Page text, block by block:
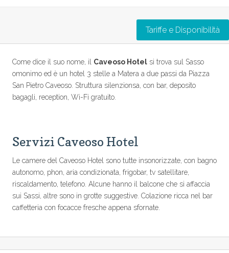
Tariffe e Disponibilità
Come dice il suo nome, il Caveoso Hotel si trova sul Sasso
omonimo ed è un hotel 3 stelle a Matera a due passi da Piazza
San Pietro Caveoso. Struttura silenzionsa, con bar, deposito
bagagli, reception, Wi-Fi gratuito.
Servizi Caveoso Hotel
Le camere del Caveoso Hotel sono tutte insonorizzate, con bagno
autonomo, phon, aria condizionata, frigobar, tv satellitare,
riscaldamento, telefono. Alcune hanno il balcone che si affaccia
sui Sassi, altre sono in grotte suggestive. Colazione ricca nel bar
caffetteria con focacce fresche appena sfornate.